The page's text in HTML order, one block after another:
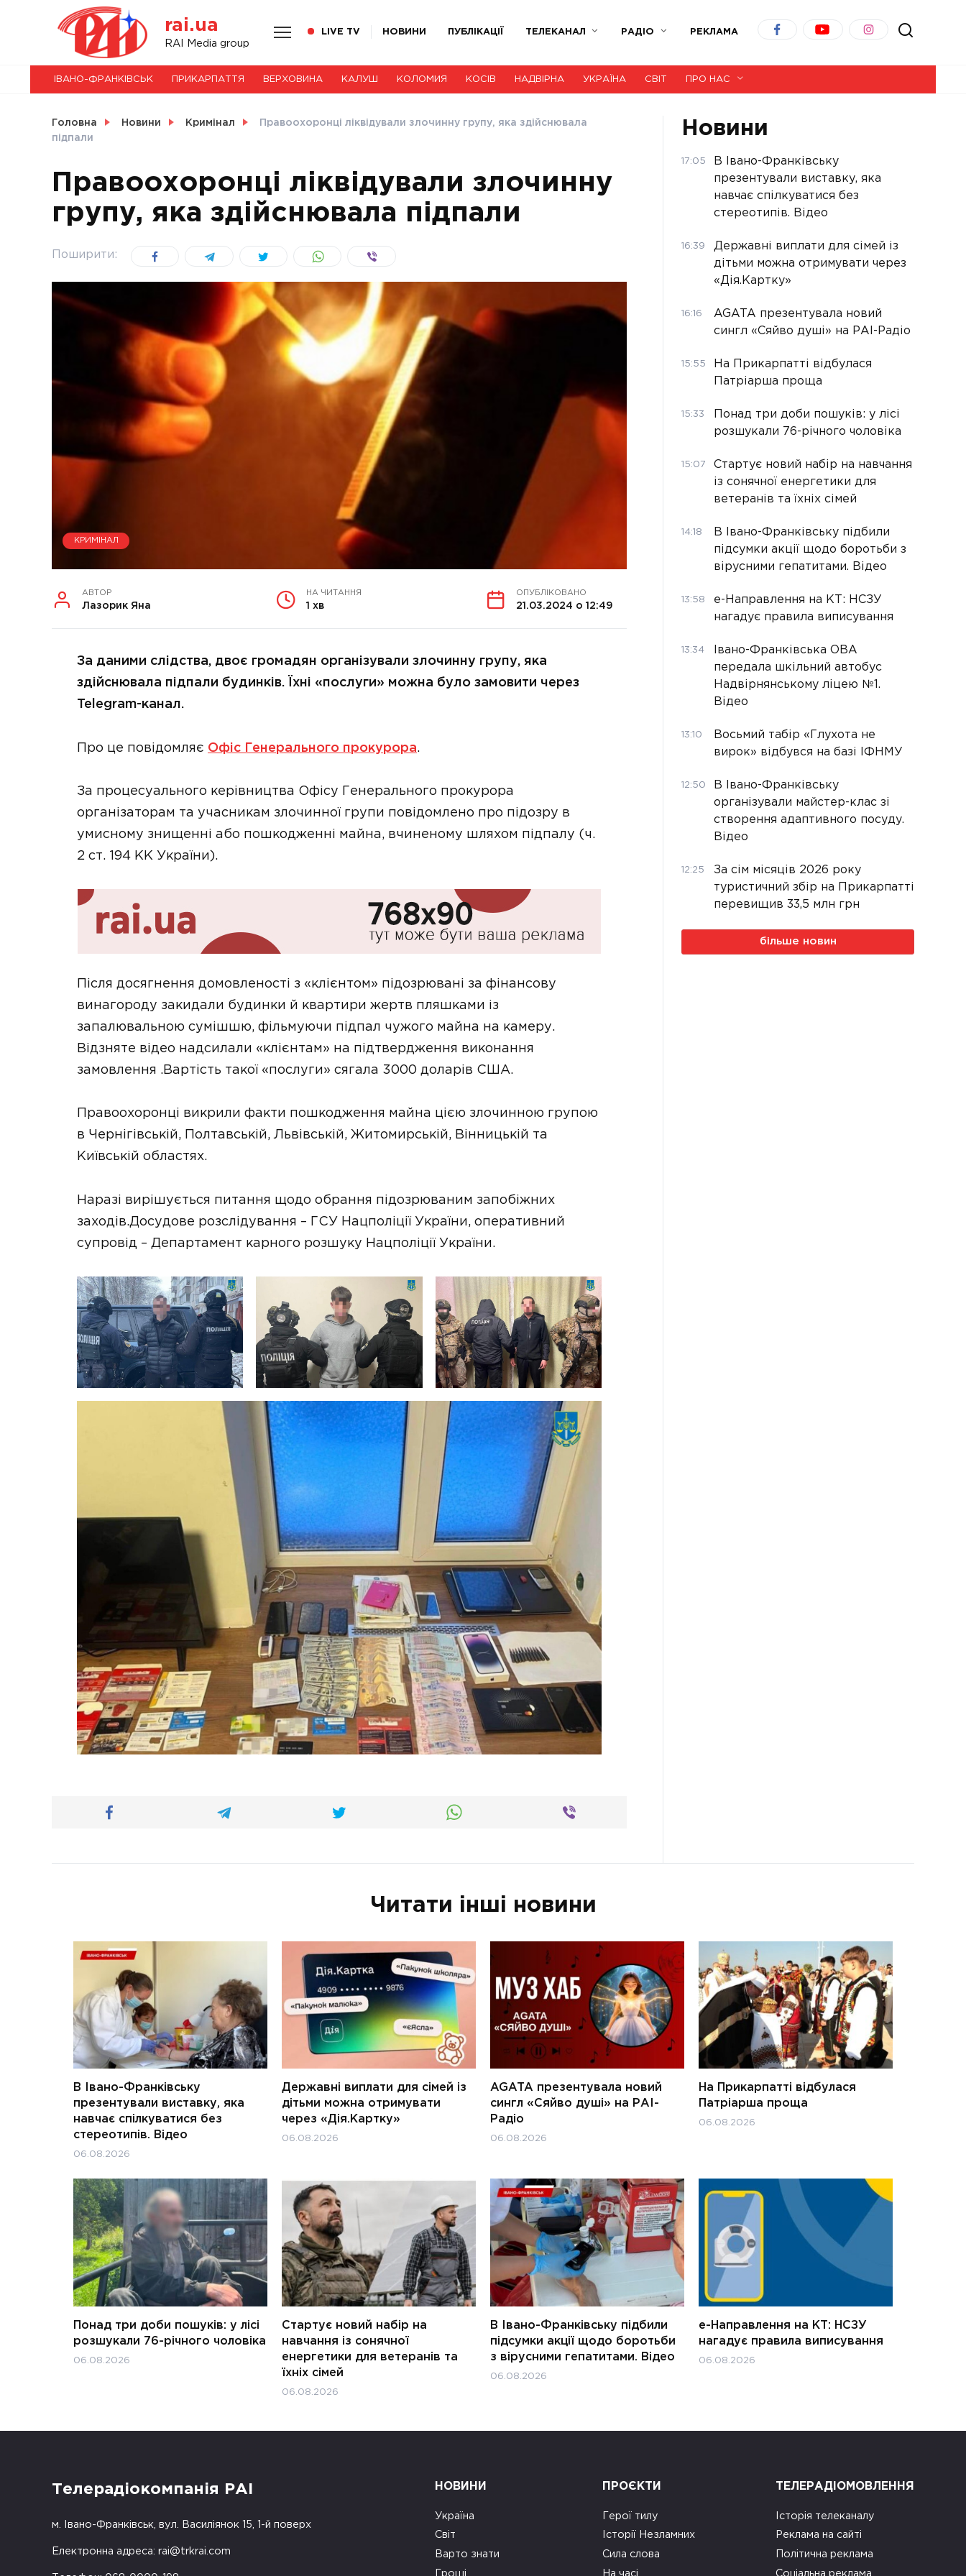
rai.ua
RAI Media group
LIVE TV НОВИНИ ПУБЛІКАЦІЇ ТЕЛЕКАНАЛ РАДІО РЕКЛАМА
НОВИНИ
СВІТ
УКРАЇНА
ІВАНО-ФРАНКІВСЬК ПРИКАРПАТТЯ ВЕРХОВИНА КАЛУШ КОЛОМИЯ КОСІВ НАДВІРНА УКРАЇНА СВІТ ПРО НАС
Головна Новини Кримінал
Правоохоронці ліквідували злочинну групу, яка здійснювала
підпали
Правоохоронці ліквідували злочинну
групу, яка здійснювала підпали
Поширити:
КРИМІНАЛ
АВТОР
Лазорик Яна
НА ЧИТАННЯ
1 хв
ОПУБЛІКОВАНО
21.03.2024 о 12:49
За даними слідства, двоє громадян організували злочинну групу, яка
здійснювала підпали будинків. Їхні «послуги» можна було замовити через
Telegram-канал.
Про це повідомляє Офіс Генерального прокурора.
За процесуального керівництва Офісу Генерального прокурора
організаторам та учасникам злочинної групи повідомлено про підозру в
умисному знищенні або пошкодженні майна, вчиненому шляхом підпалу (ч.
2 ст. 194 КК України).
Після досягнення домовленості з «клієнтом» підозрювані за фінансову
винагороду закидали будинки й квартири жертв пляшками із
запалювальною сумішшю, фільмуючи підпал чужого майна на камеру.
Відзняте відео надсилали «клієнтам» на підтвердження виконання
замовлення .Вартість такої «послуги» сягала 3000 доларів США.
Правоохоронці викрили факти пошкодження майна цією злочинною групою
в Чернігівській, Полтавській, Львівській, Житомирській, Вінницькій та
Київській областях.
Наразі вирішується питання щодо обрання підозрюваним запобіжних
заходів.Досудове розслідування – ГСУ Нацполіції України, оперативний
супровід – Департамент карного розшуку Нацполіції України.
Новини
17:05
В Івано-Франківську
презентували виставку, яка
навчає спілкуватися без
стереотипів. Відео
16:39
Державні виплати для сімей із
дітьми можна отримувати через
«Дія.Картку»
16:16
AGATA презентувала новий
сингл «Сяйво душі» на РАІ-Радіо
15:55
На Прикарпатті відбулася
Патріарша проща
15:33
Понад три доби пошуків: у лісі
розшукали 76-річного чоловіка
15:07
Стартує новий набір на навчання
із сонячної енергетики для
ветеранів та їхніх сімей
14:18
В Івано-Франківську підбили
підсумки акції щодо боротьби з
вірусними гепатитами. Відео
13:58
е-Направлення на КТ: НСЗУ
нагадує правила виписування
13:34
Івано-Франківська ОВА
передала шкільний автобус
Надвірнянському ліцею №1.
Відео
13:10
Восьмий табір «Глухота не
вирок» відбувся на базі ІФНМУ
12:50
В Івано-Франківську
організували майстер-клас зі
створення адаптивного посуду.
Відео
12:25
За сім місяців 2026 року
туристичний збір на Прикарпатті
перевищив 33,5 млн грн
більше новин
Читати інші новини
В Івано-Франківську
презентували виставку, яка
навчає спілкуватися без
стереотипів. Відео
06.08.2026
Державні виплати для сімей із
дітьми можна отримувати
через «Дія.Картку»
06.08.2026
AGATA презентувала новий
сингл «Сяйво душі» на РАІ-
Радіо
06.08.2026
На Прикарпатті відбулася
Патріарша проща
06.08.2026
Понад три доби пошуків: у лісі
розшукали 76-річного чоловіка
06.08.2026
Стартує новий набір на
навчання із сонячної
енергетики для ветеранів та
їхніх сімей
06.08.2026
В Івано-Франківську підбили
підсумки акції щодо боротьби
з вірусними гепатитами. Відео
06.08.2026
е-Направлення на КТ: НСЗУ
нагадує правила виписування
06.08.2026
Телерадіокомпанія РАІ
м. Івано-Франківськ, вул. Василіянок 15, 1-й поверх
Електронна адреса: rai@trkrai.com
НОВИНИ
Україна
Світ
Варто знати
Гроші
ПРОЄКТИ
Герої тилу
Історії Незламних
Сила слова
На часі
ТЕЛЕРАДІОМОВЛЕННЯ
Історія телеканалу
Реклама на сайті
Політична реклама
Соціальна реклама